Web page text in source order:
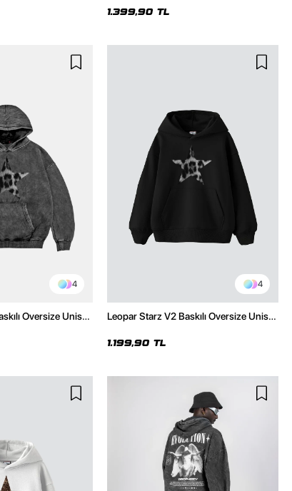
1.399,90 TL
4
Oversize Unisex
4
Leopar Starz V2 Baskılı Oversize Unisex
1.199,90 TL